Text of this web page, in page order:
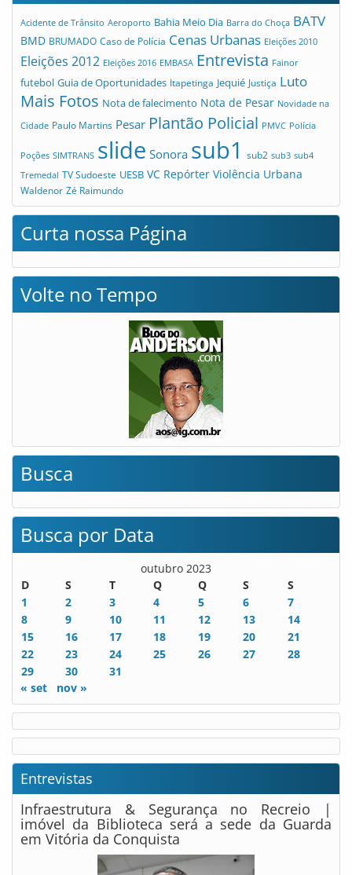
Acidente de Trânsito Aeroporto Bahia Meio Dia Barra do Choça BATV
BMD BRUMADO Caso de Polícia Cenas Urbanas Eleições 2010
Eleições 2012 Eleições 2016 EMBASA Entrevista Fainor
futebol Guia de Oportunidades Itapetinga Jequié Justiça Luto
Mais Fotos Nota de falecimento Nota de Pesar Novidade na
Cidade Paulo Martins Pesar Plantão Policial PMVC Polícia
Poções SIMTRANS slide Sonora sub1 sub2 sub3 sub4
Tremedal TV Sudoeste UESB VC Repórter Violência Urbana
Waldenor Zé Raimundo
Curta nossa Página
Volte no Tempo
Busca
Busca por Data
outubro 2023
D
S T Q Q S
S
1
2 3 4 5 6
7
8
9 10 11 12 13
14
15
16 17 18 19 20
21
22
23 24 25 26 27
28
29
30
31
« set
nov »
Entrevistas
Infraestrutura & Segurança no Recreio |
imóvel da Biblioteca será a sede da Guarda
em Vitória da Conquista